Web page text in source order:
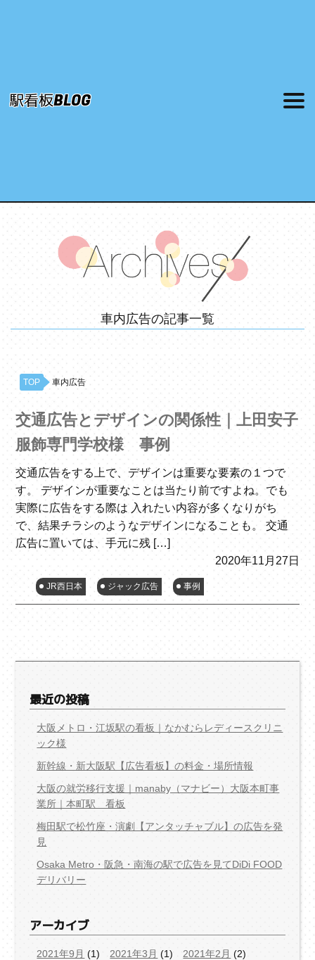
駅看板BLOG
車内広告の記事一覧
TOP 車内広告
交通広告とデザインの関係性｜上田安子
服飾専門学校様 事例
交通広告をする上で、デザインは重要な要素の１つで
す。 デザインが重要なことは当たり前ですよね。でも
実際に広告をする際は 入れたい内容が多くなりがち
で、結果チラシのようなデザインになることも。 交通
広告に置いては、手元に残 […]
2020年11月27日
JR西日本 ジャック広告 事例
最近の投稿
大阪メトロ・江坂駅の看板｜なかむらレディースクリニ
ック様
新幹線・新大阪駅【広告看板】の料金・場所情報
大阪の就労移行支援｜manaby（マナビー）大阪本町事
業所｜本町駅 看板
梅田駅で松竹座・演劇【アンタッチャブル】の広告を発
見
Osaka Metro・阪急・南海の駅で広告を見てDiDi FOOD
デリバリー
アーカイブ
2021年9月 (1) 2021年3月 (1) 2021年2月 (2)